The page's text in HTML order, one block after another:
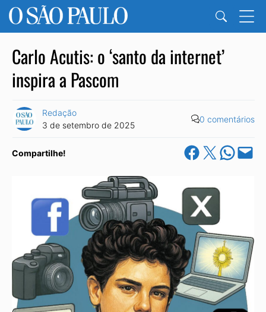
Carlo Acutis: o ‘santo da internet’
inspira a Pascom
Redação
3 de setembro de 2025
0 comentários
Compartilhe! Share on Facebook
Share on X Share on
Email this